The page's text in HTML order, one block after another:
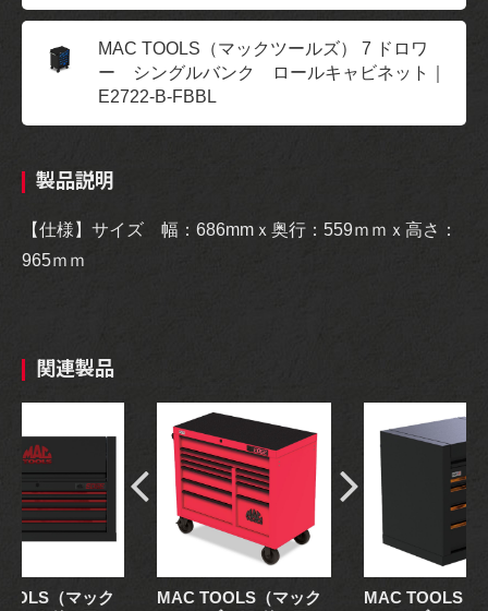
MAC TOOLS（マックツールズ） 7 ドロワ
ー シングルバンク ロールキャビネット｜
E2722-B-FBBL
製品説明
【仕様】サイズ 幅：686mmｘ奥行：559ｍｍｘ高さ：
965ｍｍ
関連製品
（マック
MAC TOOLS（マック
MAC TOOLS（